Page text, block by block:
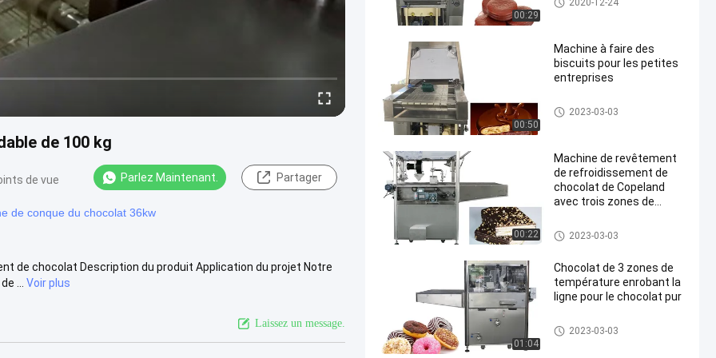
de 100 kg
de vue Parlez Maintenant. Partager
de conque du chocolat 36kw
de chocolat Description du produit Application du projet Notre
...
Voir plus
Laissez un message.
00:29
2020-12-24
00:50
Machine à faire des
biscuits pour les petites
entreprises
Chocolat enrobant la machine
2023-03-03
00:22
Machine de revêtement
de refroidissement de
chocolat de Copeland
avec trois zones de
Chocolat enrobant la machine
2023-03-03
01:04
Chocolat de 3 zones de
température enrobant la
ligne pour le chocolat pur
Chocolat enrobant la machine
2023-03-03